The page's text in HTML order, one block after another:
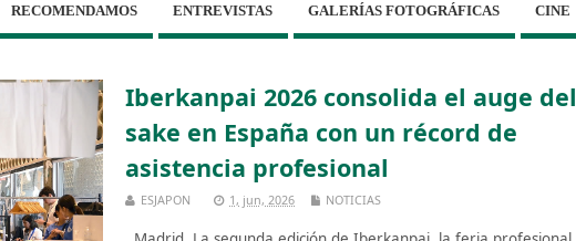
RECOMENDAMOS ENTREVISTAS GALERÍAS FOTOGRÁFICAS CINE
Iberkanpai 2026 consolida el auge del
sake en España con un récord de
asistencia profesional
ESJAPON 1, jun, 2026 NOTICIAS